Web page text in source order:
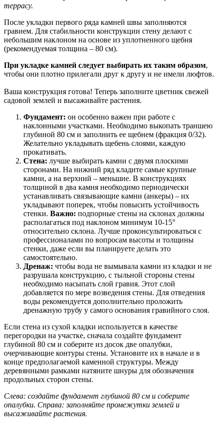
террасу.
После укладки первого ряда камней швы заполняются
гравием. Для стабильности конструкции стену делают с
небольшим наклоном на основе из уплотненного щебня
(рекомендуемая толщина – 80 см).
При укладке камней следует выбирать их таким образом,
чтобы они плотно прилегали друг к другу и не имели люфтов.
Ваша конструкция готова! Теперь заполните цветник свежей
садовой землей и высаживайте растения.
Фундамент: он особенно важен при работе с
наклонными участками. Необходимо выкопать траншею
глубиной 80 см и заполнить ее щебнем (фракция 0/32).
Желательно укладывать щебень слоями, каждую
прокативать.
Стена: лучше выбирать камни с двумя плоскими
сторонами. На нижний ряд кладите самые крупные
камни, а на верхний – меньшие. В конструкциях
толщиной в два камня необходимо периодически
устанавливать связывающие камни (анкеры) – их
укладывают поперек, чтобы повысить устойчивость
стенки. Важно: подпорные стены на склонах должны
располагаться под наклоном минимум 10-15°
относительно склона. Лучше проконсультироваться с
профессионалами по вопросам высоты и толщины
стенки, даже если вы планируете делать это
самостоятельно.
Дренаж: чтобы вода не вымывала камни из кладки и не
разрушала конструкцию, с тыльной стороны стены
необходимо насыпать слой гравия. Этот слой
добавляется по мере возведения стены. Для отведения
воды рекомендуется дополнительно проложить
дренажную трубу у самого основания гравийного слоя.
Если стена из сухой кладки используется в качестве
перегородки на участке, сначала создайте фундамент
глубиной 80 см и соберите из досок две опалубки,
очерчивающие контуры стены. Установите их в начале и в
конце предполагаемой каменной структуры. Между
деревянными рамками натяните шнуры для обозначения
продольных сторон стены.
Слева: создайте фундамент глубиной 80 см и соберите
опалубки. Справа: заполняйте промежутки землей и
высаживайте растения.